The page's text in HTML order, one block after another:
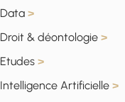
Data >
Droit & déontologie >
Etudes >
Intelligence Artificielle >